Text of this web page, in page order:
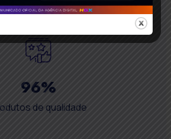
de qualidade
96%